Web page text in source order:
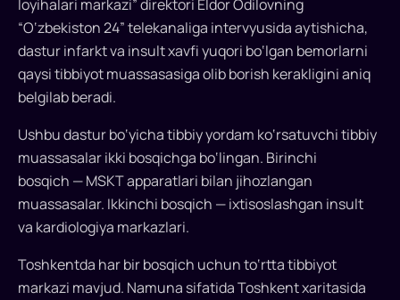
tibbiy
yordam
mashinalari
infarkt
bilan
og‘rigan
bemorlarni
kasalxonalarga
“oltin
klinik
yo‘nalishi
loyihalari markazi” direktori Eldor Odilovning
“O‘zbekiston 24” telekanaliga intervyusida aytishicha,
dastur infarkt va insult xavfi yuqori bo‘lgan bemorlarni
qaysi tibbiyot muassasasiga olib borish kerakligini aniq
belgilab beradi.
Ushbu dastur bo‘yicha tibbiy yordam ko‘rsatuvchi tibbiy
muassasalar ikki bosqichga bo‘lingan. Birinchi
bosqich — MSKT apparatlari bilan jihozlangan
muassasalar. Ikkinchi bosqich — ixtisoslashgan insult
va kardiologiya markazlari.
Toshkentda har bir bosqich uchun to‘rtta tibbiyot
markazi mavjud. Namuna sifatida Toshkent xaritasida